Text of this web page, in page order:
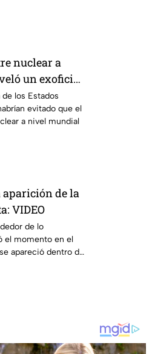
nuclear a
un exoficial
Estados
los Estados
evitado que el
a nivel mundial
aparición de la
VIDEO
de lo
el momento en el
apareció dentro de